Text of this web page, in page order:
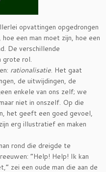
opvattingen opgedrongen
een man moet zijn, hoe een
De verschillende
grote rol.
rationalisatie. Het gaat
de uitwijdingen, de
enkele van ons zelf; we
niet in onszelf. Op die
het geeft een goed gevoel,
erg illustratief en maken
rond die dreigde te
“Help! Help! Ik kan
zei een oude man die aan de